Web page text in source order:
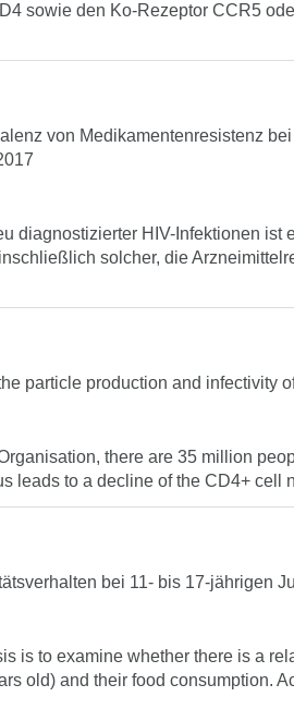
sowie den Ko-Rezeptor CCR5
von Medikamentenresistenz
diagnostizierter HIV-Infektionen ist
solcher, die
particle production and infectivity
there are 35 million
leads to a decline of the CD4+ cell
bei 11- bis 17-jährigen
is to examine whether there is a
old) and their food consumption.